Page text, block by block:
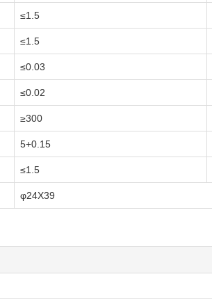
≤1.5
≤1.5
≤0.03
≤0.02
≥300
5+0.15
≤1.5
φ24X39